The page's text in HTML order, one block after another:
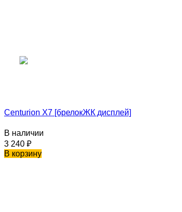
Centurion X7 [брелокЖК дисплей]
В наличии
3 240 ₽
В корзину